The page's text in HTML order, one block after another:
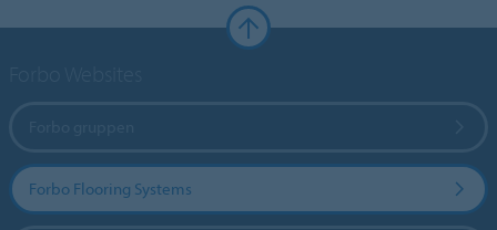
Forbo Flooring Systems